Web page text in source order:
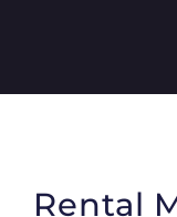
Rental